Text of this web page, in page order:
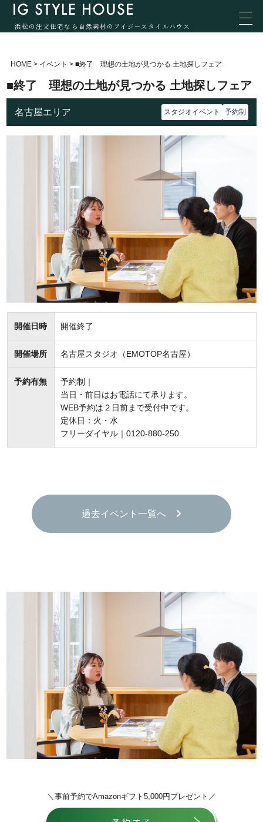
浜松の注文住宅なら自然素材のアイジースタイルハウス
HOME> イベント > ■終了 理想の土地が見つかる 土地探しフェア
■終了 理想の土地が見つかる 土地探しフェア
名古屋エリア スタジオイベント 予約制
開催日時 開催終了
開催場所 名古屋スタジオ（EMOTOP名古屋）
予約有無
予約制｜
当日・前日はお電話にて承ります。
WEB予約は２日前まで受付中です。
定休日：火・水
フリーダイヤル｜0120-880-250
過去イベント一覧へ
＼事前予約でAmazonギフト5,000円プレゼント／